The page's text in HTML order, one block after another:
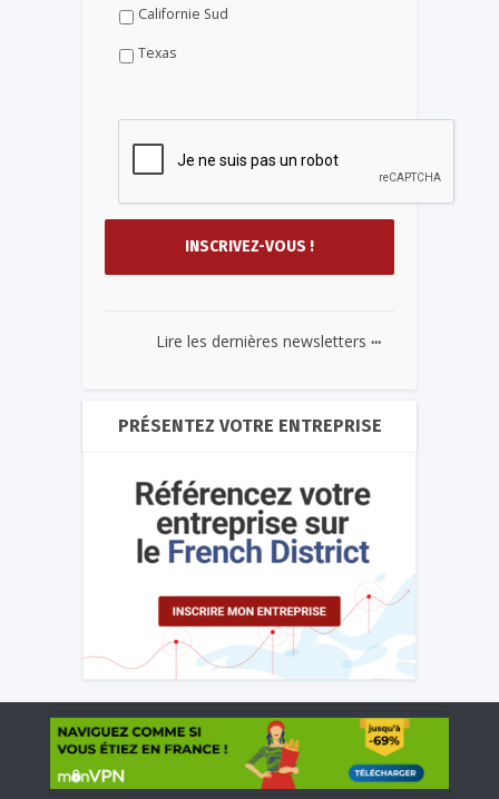
Californie Sud
Texas
Lire les dernières newsletters ...
PRÉSENTEZ VOTRE ENTREPRISE